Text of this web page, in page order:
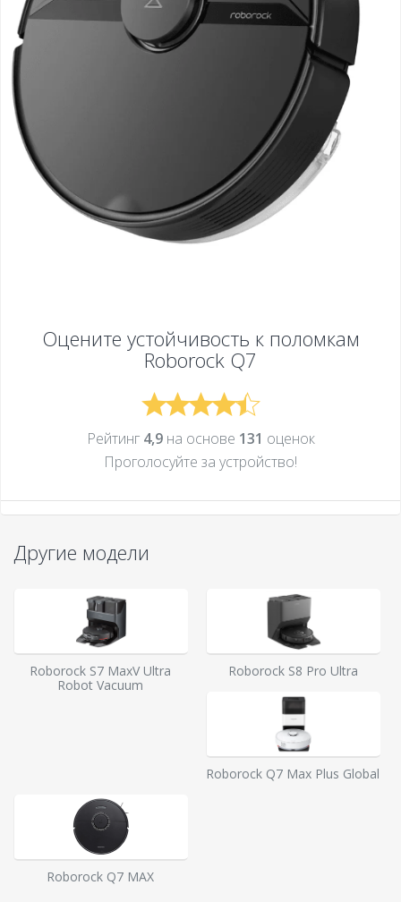
Оцените устойчивость к поломкам
Roborock Q7
Рейтинг 4,9на основе 131 оценок
Проголосуйте за устройcтво!
Другие модели
Roborock S7 MaxV Ultra
Robot Vacuum
Roborock S8 Pro Ultra
Roborock Q7 Max Plus Global
Roborock Q7 MAX